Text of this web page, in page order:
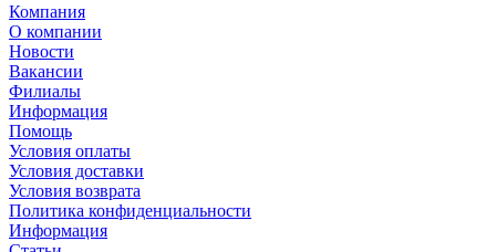
Компания
О компании
Новости
Вакансии
Филиалы
Информация
Помощь
Условия оплаты
Условия доставки
Условия возврата
Политика конфиденциальности
Информация